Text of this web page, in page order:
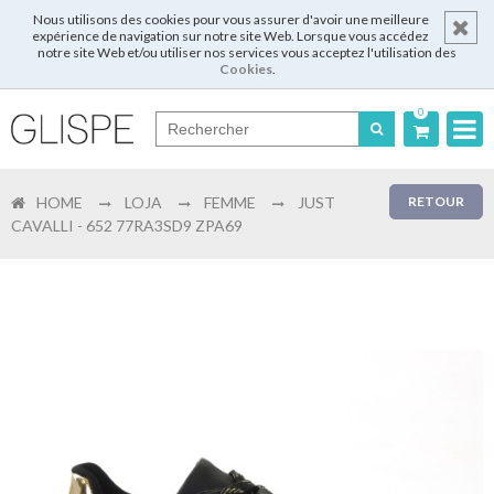
Nous utilisons des cookies pour vous assurer d'avoir une meilleure
expérience de navigation sur notre site Web. Lorsque vous accédez
notre site Web et/ou utiliser nos services vous acceptez l'utilisation des
Cookies.
0
English
Enregistrer
RETOUR
HOME LOJA FEMME
JUST
CAVALLI - 652 77RA3SD9 ZPA69